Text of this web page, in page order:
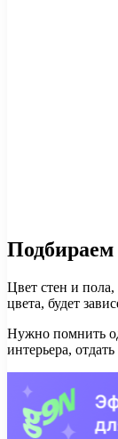
Цвет стен и
цвета, будет
Нужно помнить
интерьера,